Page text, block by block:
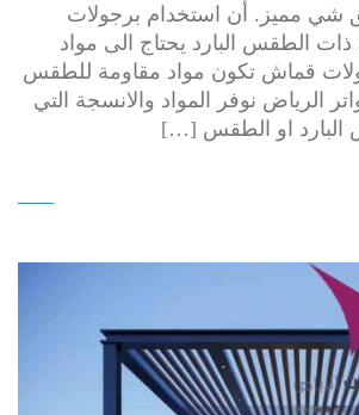
شي مميز. أن استخدام برجولات
الطقس البارد يحتاج الى مواد
قماش تكون مواد مقاومة للطقس
الرياض نوفر المواد والانسجة التي
البارد او الطقس […]